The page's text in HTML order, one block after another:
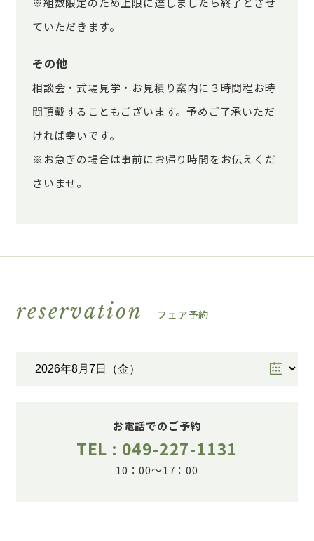
ていただきます。
その他
相談会・式場見学・お見積り案内に３時間程お時
間頂戴することもございます。予めご了承いただ
ければ幸いです。
※お急ぎの場合は事前にお帰り時間をお伝えくだ
さいませ。
reservation フェア予約
お電話でのご予約
TEL : 049-227-1131
10：00～17：00